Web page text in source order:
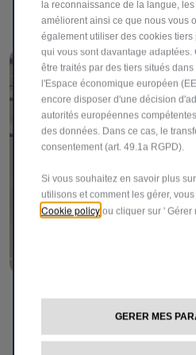
dans la bonne trajectoire.
Caméra de recul
Améliore la visibilité lors des
stationnement et de conduite.
la reconnaissance de la langue,
améliorent ainsi ce que nous vous
également utiliser des cookies
qui vous sont davantage
être traités par des tiers situés
l'Espace économique européen
encore disposer d'une décision
autorités européennes
des données. Dans ce cas, le
consentement (art. 49.1a RGPD).
Si vous souhaitez en savoir plus
utilisons et comment les gérer,
Cookie policy ou cliquer sur ' Gérer
GERER MES